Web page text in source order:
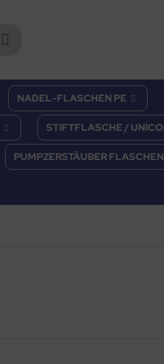
NADEL-FLASCHEN PE
STIFTFLASCHE /
PUMPZERSTÄUBER FLASCHEN